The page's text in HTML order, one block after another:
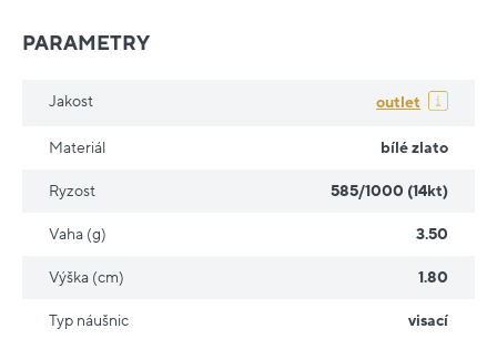
PARAMETRY
Jakost outlet
Materiál bílé zlato
Ryzost 585/1000 (14kt)
Vaha (g) 3.50
Výška (cm) 1.80
Typ náušnic visací